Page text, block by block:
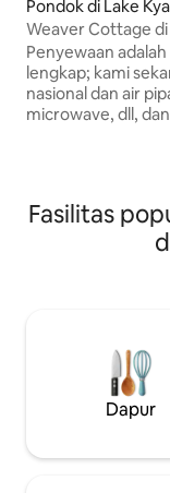
Pondok di Lake
Weaver Cottage di
Uganda
Penyewaan
lengkap; kami
nasional dan air
microwave, dll,
turacos. Berenang
ke Fort Portal
mengunjungi
tanpa biaya.
Fasilitas
Dapur